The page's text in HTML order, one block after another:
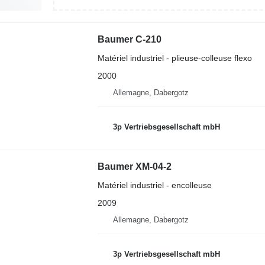
Baumer C-210
Matériel industriel - plieuse-colleuse flexo
2000
Allemagne, Dabergotz
3p Vertriebsgesellschaft mbH
Baumer XM-04-2
Matériel industriel - encolleuse
2009
Allemagne, Dabergotz
3p Vertriebsgesellschaft mbH